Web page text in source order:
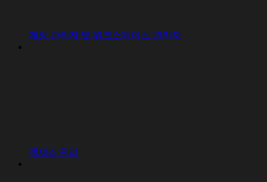
계정 관리자 및 워크스페이스 관리자
액세스 관리